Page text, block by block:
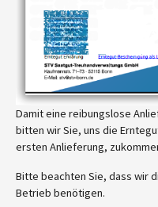
Damit eine reibungslose
bitten wir Sie, uns die
ersten Anlieferung,
Bitte beachten Sie, dass wir
Betrieb benötigen.